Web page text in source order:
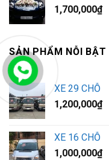
1,700,000₫
SẢN PHẨM NỖI BẬT
XE 29 CHỖ
1,200,000₫
XE 16 CHỖ
1,000,000₫